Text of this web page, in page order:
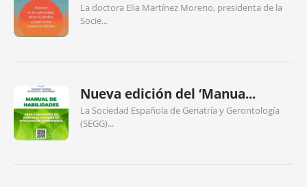
La doctora Elia Martínez Moreno, presidenta de la
Socie...
Nueva edición del ‘Manua...
La Sociedad Española de Geriatría y Gerontología
(SEGG)...